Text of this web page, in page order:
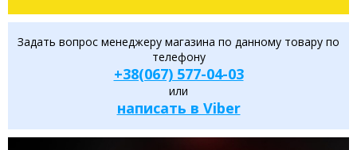
Задать вопрос менеджеру магазина по данному товару по
телефону
+38(067) 577-04-03
или
написать в Viber